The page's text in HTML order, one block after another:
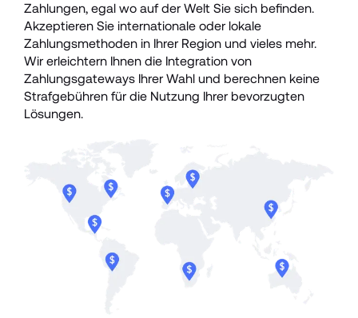
Zahlungen, egal wo auf der Welt Sie sich befinden.
Akzeptieren Sie internationale oder lokale
Zahlungsmethoden in Ihrer Region und vieles mehr.
Wir erleichtern Ihnen die Integration von
Zahlungsgateways Ihrer Wahl und berechnen keine
Strafgebühren für die Nutzung Ihrer bevorzugten
Lösungen.